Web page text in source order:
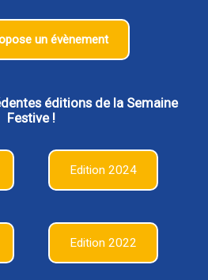
un évènement
éditions de la Semaine
Festive !
Edition 2024
Edition 2022